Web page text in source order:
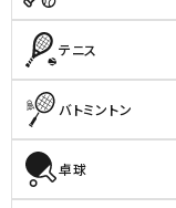
テニス
バトミントン
卓球